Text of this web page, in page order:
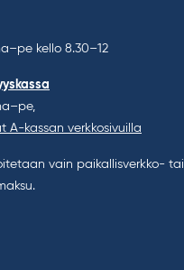
kello 8.30–12
A-kassan verkkosivuilla
vain paikallisverkko- tai